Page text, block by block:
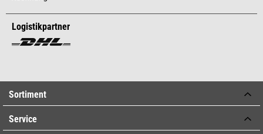
Logistikpartner
Sortiment
Service